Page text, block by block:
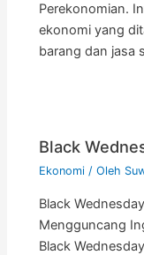
Perekonomian.
ekonomi yang
barang dan jasa
Black
Ekonomi / Oleh
Black
Mengguncang
Black